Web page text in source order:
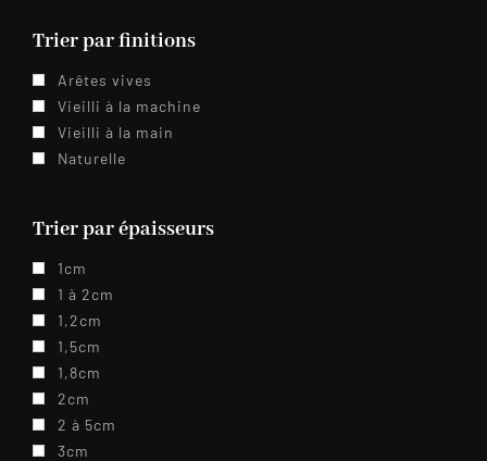
Trier par finitions
Arêtes vives
Vieilli à la machine
Vieilli à la main
Naturelle
Trier par épaisseurs
1cm
1 à 2cm
1,2cm
1,5cm
1,8cm
2cm
2 à 5cm
3cm